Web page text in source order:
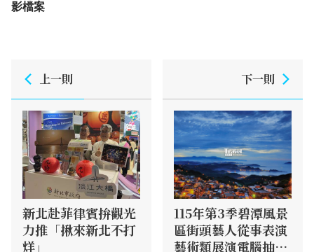
影檔案
上一則
新北赴菲律賓拚觀光
力推「揪來新北不打
烊」
下一則
115年第3季碧潭風景
區街頭藝人從事表演
藝術類展演電腦抽籤